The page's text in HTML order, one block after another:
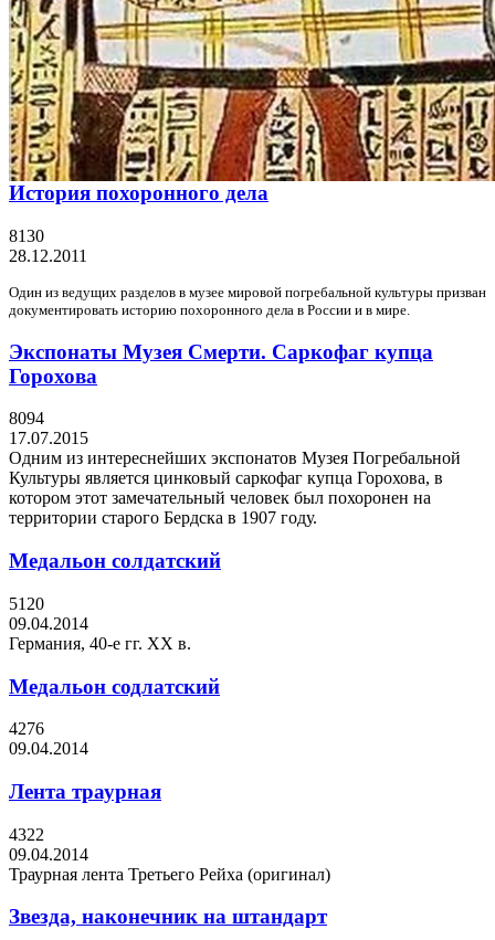
История похоронного дела
8130
28.12.2011
Один из ведущих разделов в музее мировой погребальной культуры призван
документировать историю похоронного дела в России и в мире.
Экспонаты Музея Смерти. Саркофаг купца
Горохова
8094
17.07.2015
Одним из интереснейших экспонатов Музея Погребальной
Культуры является цинковый саркофаг купца Горохова, в
котором этот замечательный человек был похоронен на
территории старого Бердска в 1907 году.
Медальон солдатский
5120
09.04.2014
Германия, 40-е гг. XX в.
Медальон содлатский
4276
09.04.2014
Лента траурная
4322
09.04.2014
Траурная лента Третьего Рейха (оригинал)
Звезда, наконечник на штандарт